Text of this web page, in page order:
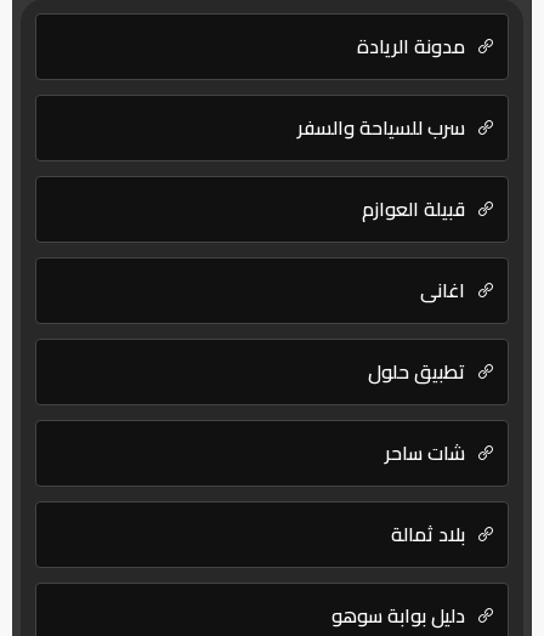
مدونة الريادة
سرب للسياحة والسفر
قبيلة العوازم
اغانى
تطبيق حلول
شات ساحر
بلاد ثمالة
دليل بوابة سوهو